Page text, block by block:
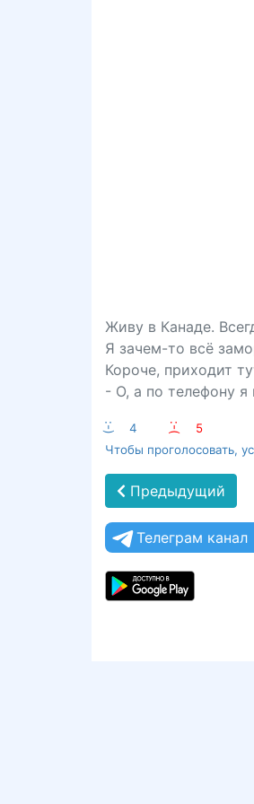
Живу в Канаде.
Я зачем-то всё
Короче, приходит
- О, а по телефону я
:-) 4 :-(
5
Чтобы проголосовать,
Предыдущий
Телеграм канал